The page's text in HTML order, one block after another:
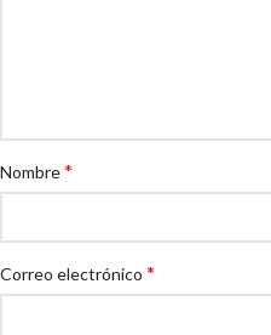
Nombre*
Correo electrónico *